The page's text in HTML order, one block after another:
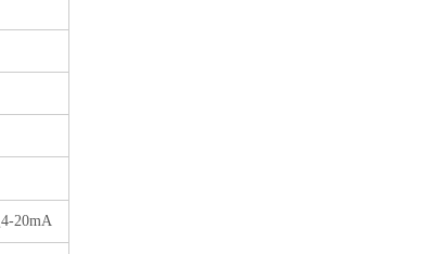
4-20mA